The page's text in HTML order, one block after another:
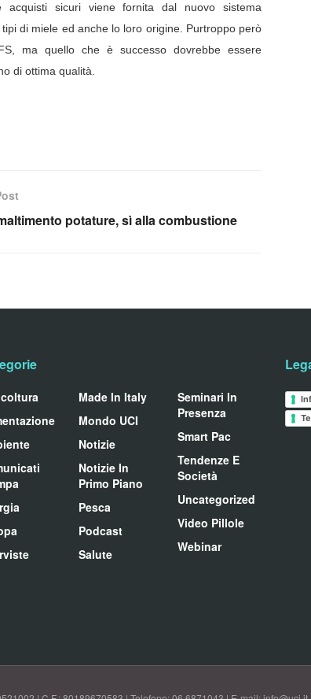
sicuri viene fornita dal nuovo sistema
di miele ed anche lo loro origine. Purtroppo però
ma quello che è successo dovrebbe essere
di ottima qualità.
potature, sì alla combustione
Made In Italy
Mondo UCI
Notizie
Notizie In
Primo Piano
Pesca
Podcast
Salute
Seminari In
Presenza
Smart Pac
Tendenze E
Società
Uncategorized
Video Pillole
Webinar